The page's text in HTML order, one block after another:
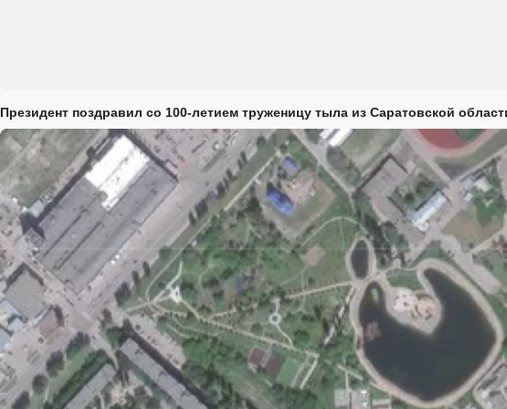
Президент поздравил со 100-летием труженицу тыла из Саратовской